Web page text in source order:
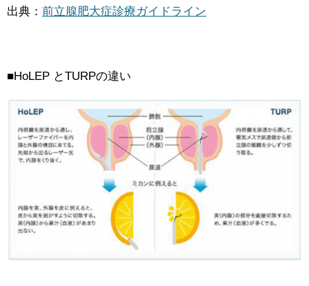
出典： 前立腺肥大症診療ガイドライン
■HoLEP とTURPの違い